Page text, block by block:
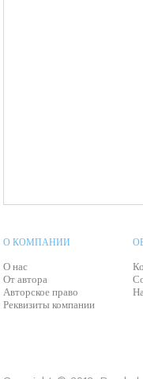
О КОМПАНИИ
О нас
От автора
Авторское право
Реквизиты компании